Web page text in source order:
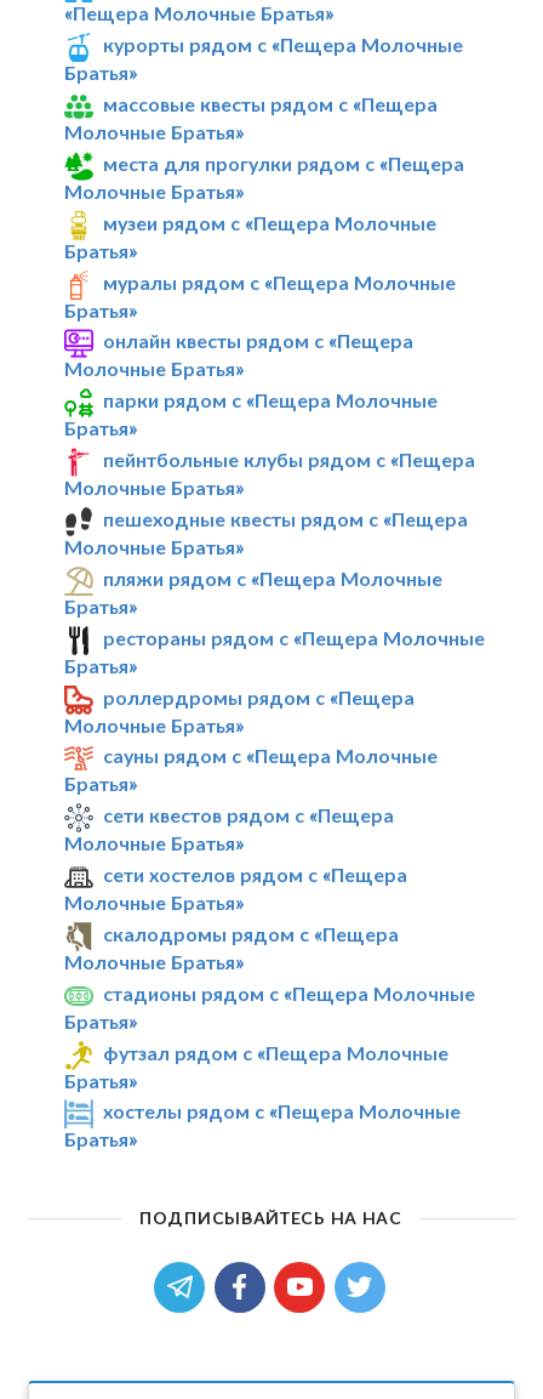
«Пещера Молочные Братья»
курорты рядом с «Пещера Молочные
Братья»
массовые квесты рядом с «Пещера
Молочные Братья»
места для прогулки рядом с «Пещера
Молочные Братья»
музеи рядом с «Пещера Молочные
Братья»
муралы рядом с «Пещера Молочные
Братья»
онлайн квесты рядом с «Пещера
Молочные Братья»
парки рядом с «Пещера Молочные
Братья»
пейнтбольные клубы рядом с «Пещера
Молочные Братья»
пешеходные квесты рядом с «Пещера
Молочные Братья»
пляжи рядом с «Пещера Молочные
Братья»
рестораны рядом с «Пещера Молочные
Братья»
роллердромы рядом с «Пещера
Молочные Братья»
сауны рядом с «Пещера Молочные
Братья»
сети квестов рядом с «Пещера
Молочные Братья»
сети хостелов рядом с «Пещера
Молочные Братья»
скалодромы рядом с «Пещера
Молочные Братья»
стадионы рядом с «Пещера Молочные
Братья»
футзал рядом с «Пещера Молочные
Братья»
хостелы рядом с «Пещера Молочные
Братья»
ПОДПИСЫВАЙТЕСЬ НА НАС